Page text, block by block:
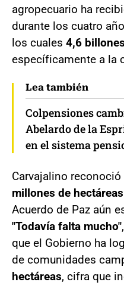
agropecuario ha
durante los cuatro
los cuales 4,6 billones
específicamente a la
Lea también
Colpensiones
Abelardo de la
en el sistema
Carvajalino
millones de hectáreas
Acuerdo de Paz aún
"Todavía falta mucho"
que el Gobierno ha
de comunidades
hectáreas, cifra que